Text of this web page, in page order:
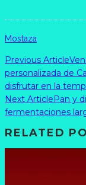
Mostaza
Previous Article
personalizada de
disfrutar en la
Next ArticlePan y
fermentaciones
RELATED